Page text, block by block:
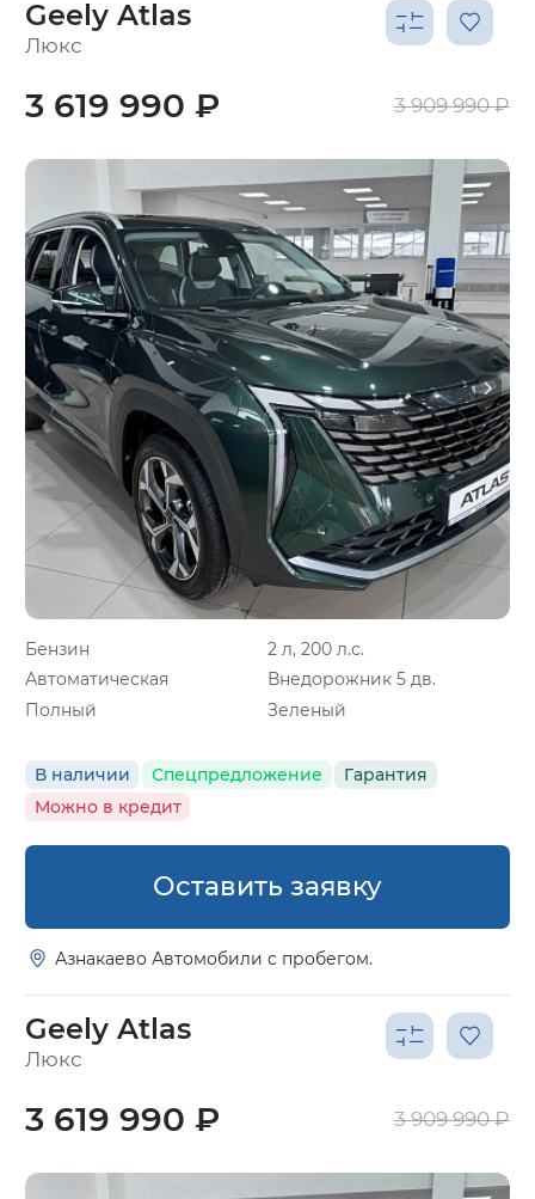
Geely Atlas
Люкс
Бензин
2 л, 200 л.с.
Автоматическая
Внедорожник 5 дв.
Полный
Зеленый
В наличии Спецпредложение
Гарантия
Можно в кредит
3 619 990 ₽ 3 909 990 ₽
Оставить заявку
Азнакаево Автомобили с пробегом.
Geely Atlas
Люкс
3 619 990 ₽ 3 909 990 ₽